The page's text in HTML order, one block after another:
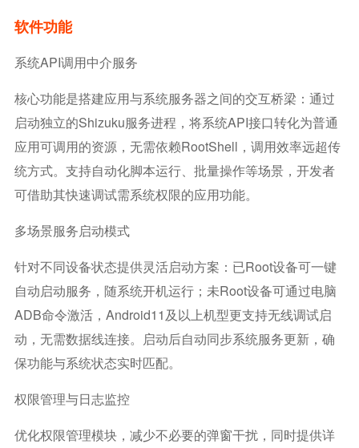
软件功能
系统API调用中介服务
核心功能是搭建应用与系统服务器之间的交互桥梁：通过
启动独立的Shizuku服务进程，将系统API接口转化为普通
应用可调用的资源，无需依赖RootShell，调用效率远超传
统方式。支持自动化脚本运行、批量操作等场景，开发者
可借助其快速调试需系统权限的应用功能。
多场景服务启动模式
针对不同设备状态提供灵活启动方案：已Root设备可一键
自动启动服务，随系统开机运行；未Root设备可通过电脑
ADB命令激活，Android11及以上机型更支持无线调试启
动，无需数据线连接。启动后自动同步系统服务更新，确
保功能与系统状态实时匹配。
权限管理与日志监控
优化权限管理模块，减少不必要的弹窗干扰，同时提供详